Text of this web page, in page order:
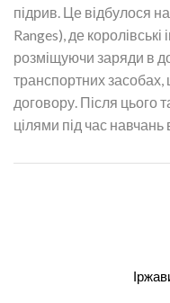
підрив. Це відбулося
Ranges), де
розміщуючи заряди в
транспортних засобах,
договору. Після цього
цілями під час